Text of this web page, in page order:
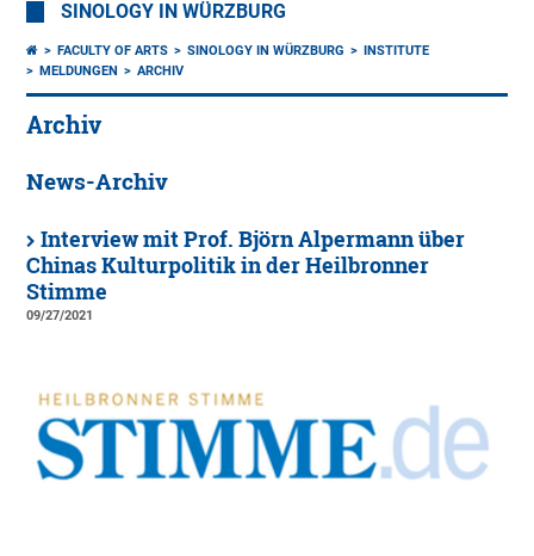
SINOLOGY IN WÜRZBURG
FACULTY OF ARTS SINOLOGY IN WÜRZBURG
INSTITUTE
MELDUNGEN
ARCHIV
Archiv
News-Archiv
Interview mit Prof. Björn Alpermann über
Chinas Kulturpolitik in der Heilbronner
Stimme
09/27/2021